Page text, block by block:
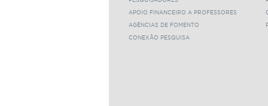
APOIO FINANCEIRO A PROFESSORES
AGÊNCIAS DE FOMENTO
CONEXÃO PESQUISA